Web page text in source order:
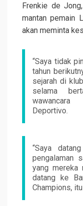
Frenkie de
mantan pemain
akan meminta
“Saya tidak
tahun
sejarah di
selama
Deportivo.
“Saya
pengalaman
yang mereka
datang ke
Champions,